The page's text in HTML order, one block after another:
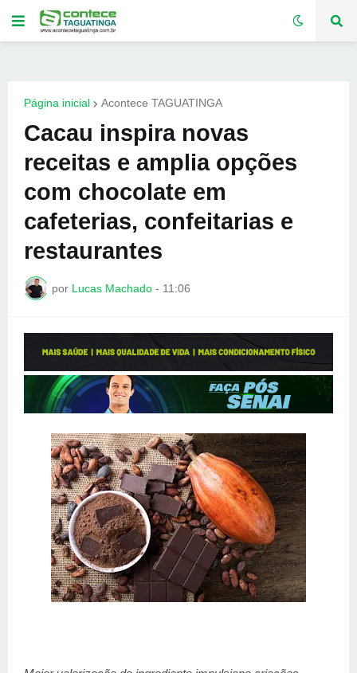
Página inicial Acontece TAGUATINGA
Cacau inspira novas
receitas e amplia opções
com chocolate em
cafeterias, confeitarias e
restaurantes
por Lucas Machado - 11:06